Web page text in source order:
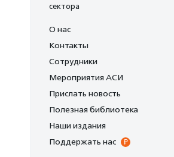
сектора
О нас
Контакты
Сотрудники
Мероприятия АСИ
Прислать новость
Полезная библиотека
Наши издания
Поддержать нас